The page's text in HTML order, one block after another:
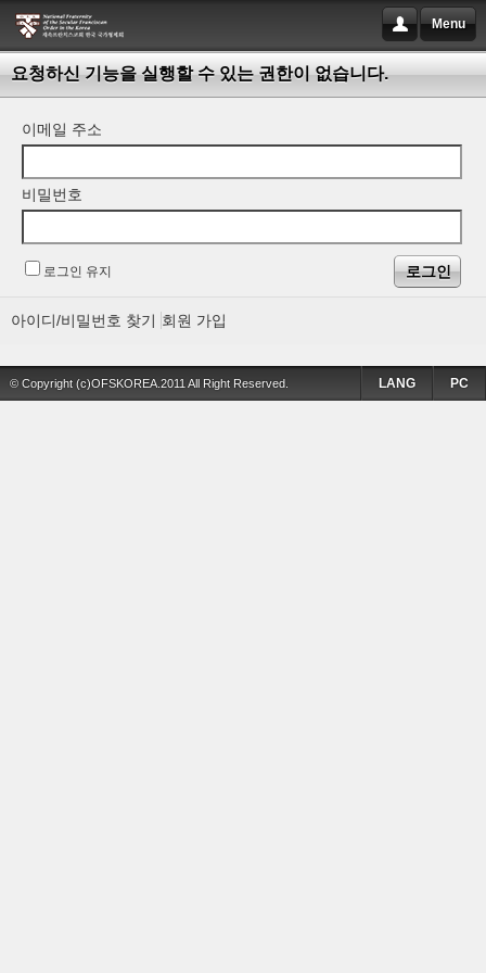
Menu
요청하신 기능을 실행할 수 있는 권한이 없습니다.
이메일 주소
비밀번호
로그인 유지
아이디/비밀번호 찾기 회원 가입
© Copyright (c)OFSKOREA.2011 All Right Reserved. PC
LANG